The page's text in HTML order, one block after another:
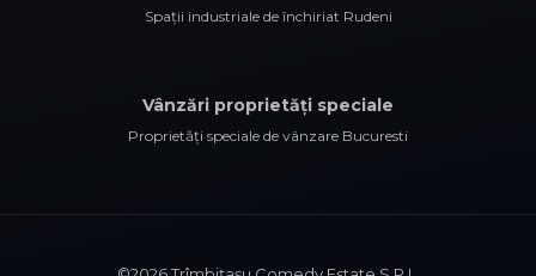
Spații industriale de închiriat Rudeni
Vânzări proprietăți speciale
Proprietăți speciale de vânzare Bucuresti